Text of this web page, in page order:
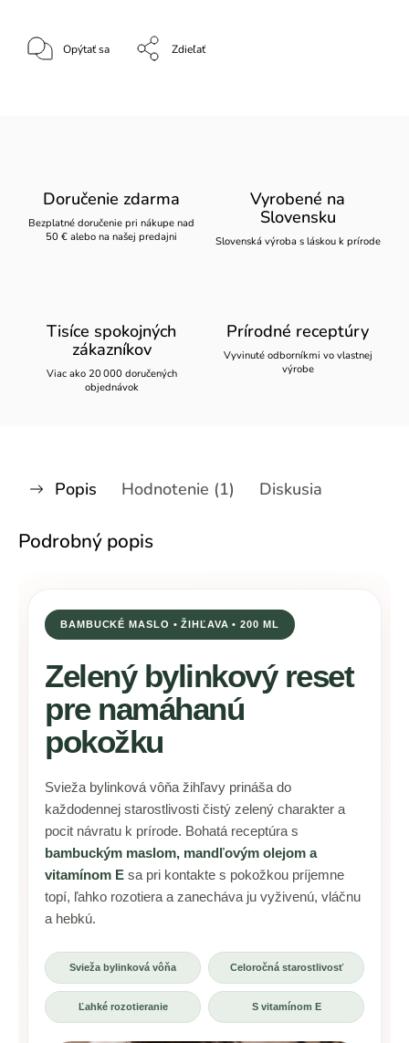
Opýtať sa Zdieľať
Doručenie zdarma
Bezplatné doručenie pri nákupe nad
50 € alebo na našej predajni
Vyrobené na
Slovensku
Slovenská výroba s láskou k prírode
Tisíce spokojných
zákazníkov
Viac ako 20 000 doručených
objednávok
Prírodné receptúry
Vyvinuté odborníkmi vo vlastnej
výrobe
Popis Hodnotenie (1) Diskusia
Podrobný popis
BAMBUCKÉ MASLO • ŽIHĽAVA • 200 ML
Zelený bylinkový reset
pre namáhanú
pokožku
Svieža bylinková vôňa žihľavy prináša do
každodennej starostlivosti čistý zelený charakter a
pocit návratu k prírode. Bohatá receptúra s
bambuckým maslom, mandľovým olejom a
vitamínom E sa pri kontakte s pokožkou príjemne
topí, ľahko rozotiera a zanecháva ju vyživenú, vláčnu
a hebkú.
Svieža bylinková vôňa Celoročná starostlivosť
Ľahké rozotieranie S vitamínom E